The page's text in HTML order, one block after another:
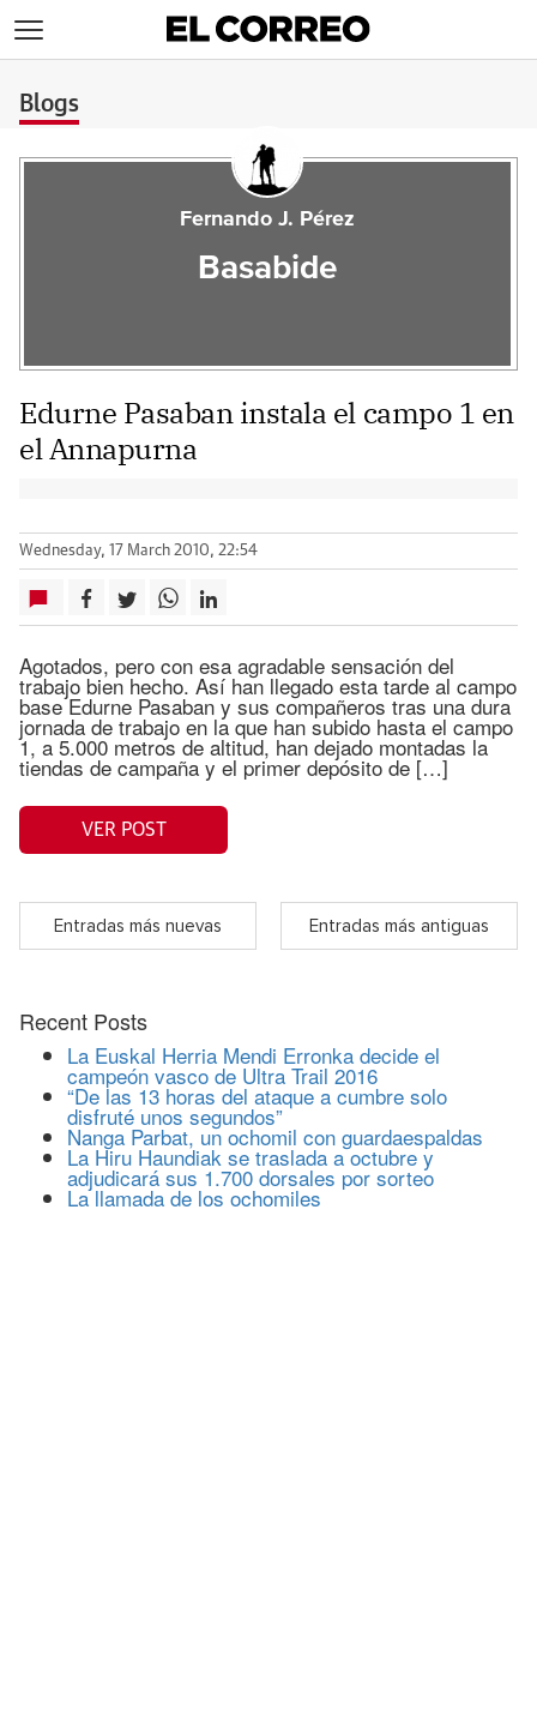
Blogs
Fernando J. Pérez
Basabide
Edurne Pasaban instala el campo 1 en
el Annapurna
Wednesday, 17 March 2010, 22:54
Agotados, pero con esa agradable sensación del
trabajo bien hecho. Así han llegado esta tarde al campo
base Edurne Pasaban y sus compañeros tras una dura
jornada de trabajo en la que han subido hasta el campo
1, a 5.000 metros de altitud, han dejado montadas la
tiendas de campaña y el primer depósito de […]
VER POST
Entradas más nuevas Entradas más antiguas
Recent Posts
La Euskal Herria Mendi Erronka decide el
campeón vasco de Ultra Trail 2016
“De las 13 horas del ataque a cumbre solo
disfruté unos segundos”
Nanga Parbat, un ochomil con guardaespaldas
La Hiru Haundiak se traslada a octubre y
adjudicará sus 1.700 dorsales por sorteo
La llamada de los ochomiles